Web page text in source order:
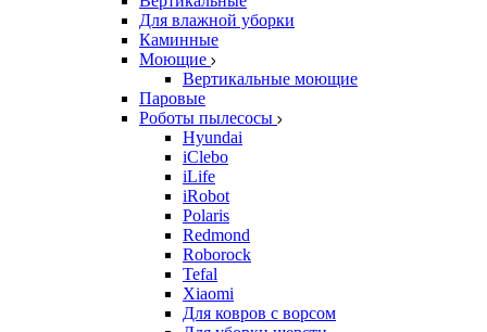
Для влажной уборки
Каминные
Моющие
Вертикальные моющие
Паровые
Роботы пылесосы
Hyundai
iClebo
iLife
iRobot
Polaris
Redmond
Roborock
Tefal
Xiaomi
Для ковров с ворсом